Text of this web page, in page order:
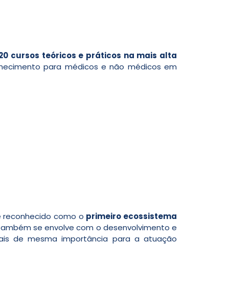
cursos teóricos e práticos na mais alta
para médicos e não médicos em
como o primeiro ecossistema
se envolve com o desenvolvimento e
de mesma importância para a atuação